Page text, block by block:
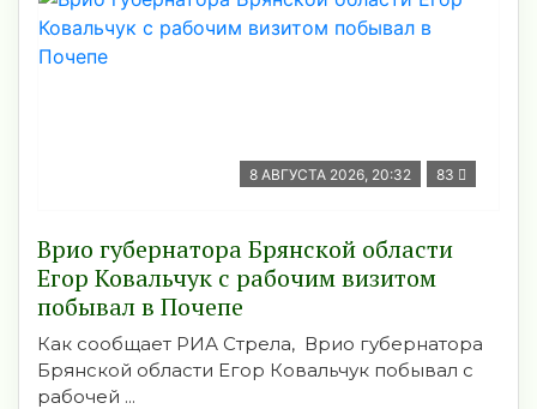
8 АВГУСТА 2026, 20:32 83
Врио губернатора Брянской области
Егор Ковальчук с рабочим визитом
побывал в Почепе
Как сообщает РИА Стрела, Врио губернатора
Брянской области Егор Ковальчук побывал с
рабочей ...